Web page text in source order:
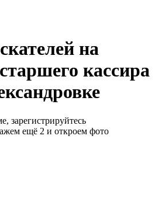
на
кассира
зарегистрируйтесь
ещё 2 и откроем фото